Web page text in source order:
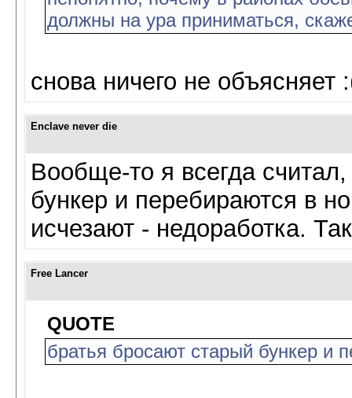
должны на ура приниматься,
снова ничего не объясняет
Enclave never die
Вообще-то я всегда
бункер и перебираются в
исчезают - недоработка.
Free Lancer
QUOTE
братья бросают старый бункер и